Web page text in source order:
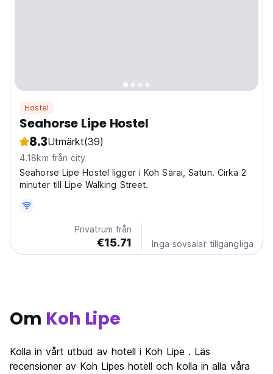
Hostel
Seahorse Lipe Hostel
8.3Utmärkt(39)
4.18km från city
Seahorse Lipe Hostel ligger i Koh Sarai, Satun. Cirka 2
minuter till Lipe Walking Street.
Privatrum från
€15.71 Inga sovsalar tillgängliga
Om Koh Lipe
Kolla in vårt utbud av hotell i Koh Lipe . Läs
recensioner av Koh Lipes hotell och kolla in alla våra